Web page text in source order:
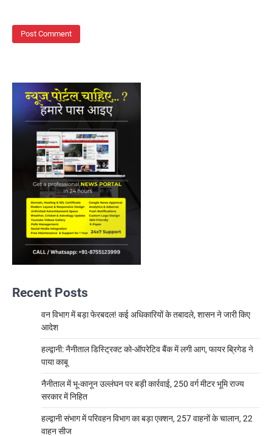
Recent Posts
वन विभाग में बड़ा फेरबदल! कई अधिकारियों के तबादले, शासन ने जारी किए
आदेश
हल्द्वानी: नैनीताल डिस्ट्रिक्ट को-ऑपरेटिव बैंक में लगी आग, फायर ब्रिगेड ने
पाया काबू
नैनीताल में भू-कानून उल्लंघन पर बड़ी कार्रवाई, 250 वर्ग मीटर भूमि राज्य
सरकार में निहित
हल्द्वानी संभाग में परिवहन विभाग का बड़ा एक्शन, 257 वाहनों के चालान, 22
वाहन सीज